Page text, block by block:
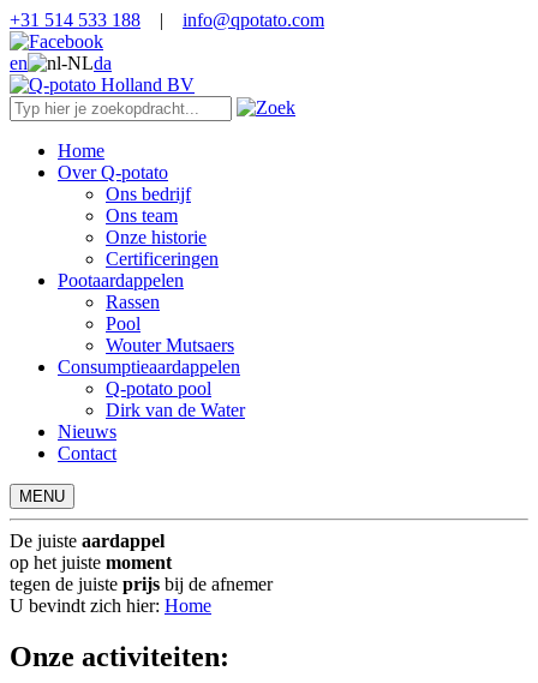
+31 514 533 188 | info@qpotato.com
en da
Home
Over Q-potato
Ons bedrijf
Ons team
Onze historie
Certificeringen
Pootaardappelen
Rassen
Pool
Wouter Mutsaers
Consumptieaardappelen
Q-potato pool
Dirk van de Water
Nieuws
Contact
MENU
De juiste aardappel
op het juiste moment
tegen de juiste prijs bij de afnemer
U bevindt zich hier: Home
Onze activiteiten: